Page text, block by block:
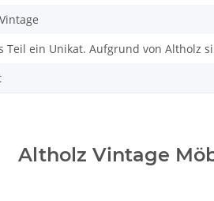
Teil ein Unikat. Aufgrund von Altholz
Altholz Vintage